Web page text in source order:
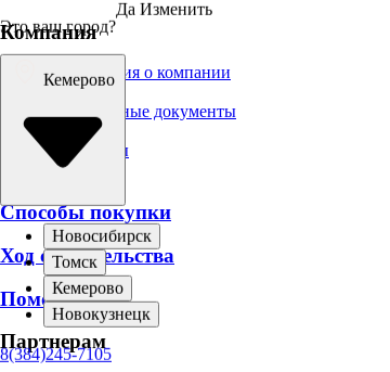
Компания
Информация о компании
Вакансии
Официальные документы
Брендбук
Для прессы
Новости
Способы покупки
Ход строительства
Помощь
Партнерам
Это ваш город?
Да Изменить
Кемерово
Новосибирск
Томск
Кемерово
Новокузнецк
8(384)245-7105